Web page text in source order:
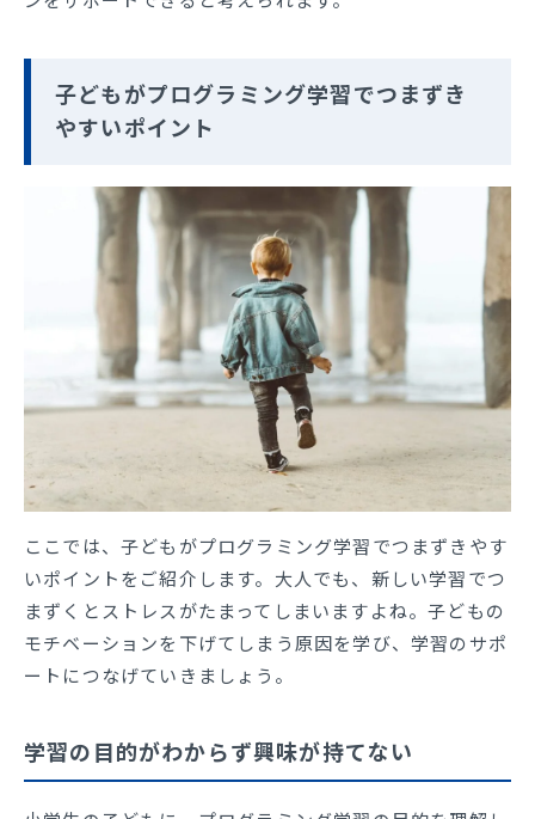
子どもがプログラミング学習でつまずき
やすいポイント
ここでは、子どもがプログラミング学習でつまずきやす
いポイントをご紹介します。大人でも、新しい学習でつ
まずくとストレスがたまってしまいますよね。子どもの
モチベーションを下げてしまう原因を学び、学習のサポ
ートにつなげていきましょう。
学習の目的がわからず興味が持てない